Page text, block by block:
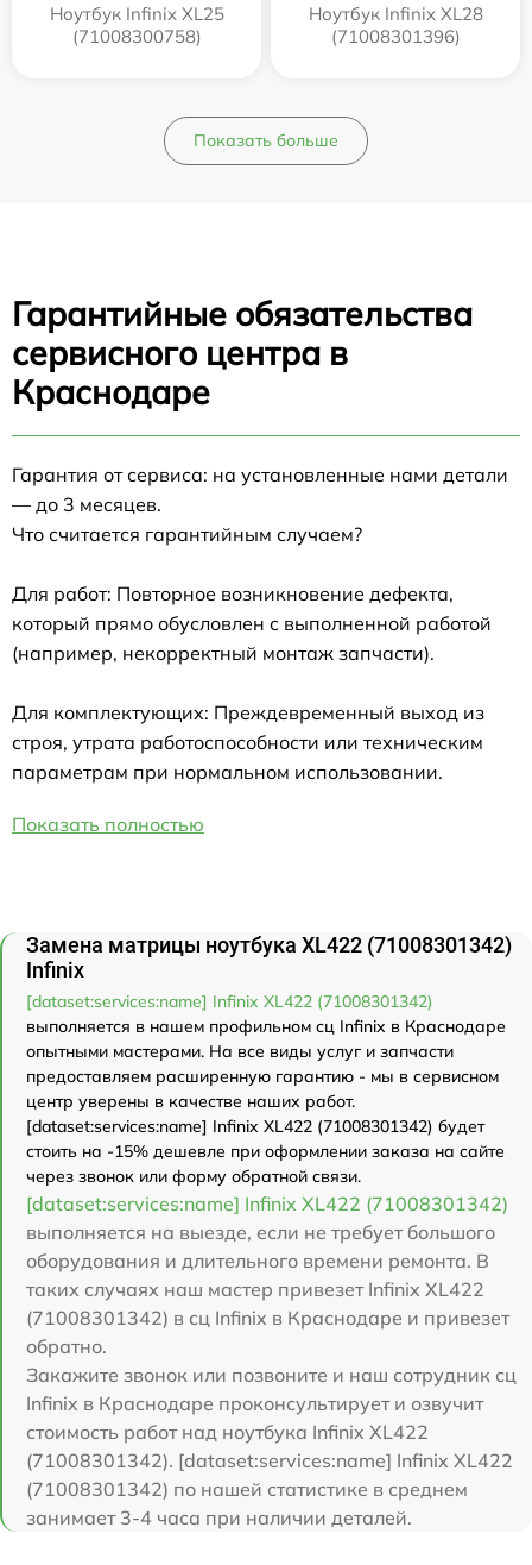
Ноутбук Infinix XL25
(71008300758)
Ноутбук Infinix XL28
(71008301396)
Показать больше
Гарантийные обязательства
сервисного центра в
Краснодаре
Гарантия от сервиса: на установленные нами детали
— до 3 месяцев.
Что считается гарантийным случаем?
Для работ: Повторное возникновение дефекта,
который прямо обусловлен с выполненной работой
(например, некорректный монтаж запчасти).
Для комплектующих: Преждевременный выход из
строя, утрата работоспособности или техническим
параметрам при нормальном использовании.
Показать полностью
Замена матрицы ноутбука XL422 (71008301342)
Infinix
[dataset:services:name] Infinix XL422 (71008301342)
выполняется в нашем профильном сц Infinix в Краснодаре
опытными мастерами. На все виды услуг и запчасти
предоставляем расширенную гарантию - мы в сервисном
центр уверены в качестве наших работ.
[dataset:services:name] Infinix XL422 (71008301342) будет
стоить на -15% дешевле при оформлении заказа на сайте
через звонок или форму обратной связи.
[dataset:services:name] Infinix XL422 (71008301342)
выполняется на выезде, если не требует большого
оборудования и длительного времени ремонта. В
таких случаях наш мастер привезет Infinix XL422
(71008301342) в сц Infinix в Краснодаре и привезет
обратно.
Закажите звонок или позвоните и наш сотрудник сц
Infinix в Краснодаре проконсультирует и озвучит
стоимость работ над ноутбука Infinix XL422
(71008301342). [dataset:services:name] Infinix XL422
(71008301342) по нашей статистике в среднем
занимает 3-4 часа при наличии деталей.